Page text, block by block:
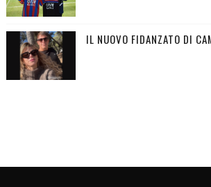
IL NUOVO FIDANZATO DI